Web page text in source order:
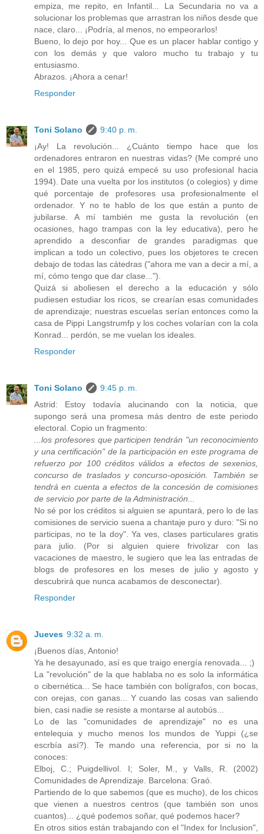
empiza, me repito, en Infantil... La Secundaria no va a
solucionar los problemas que arrastran los niños desde que
nace, claro... ¡Podría, al menos, no empeorarlos!
Bueno, lo dejo por hoy... Que es un placer hablar contigo y
con los demás y que valoro mucho tu trabajo y tu
entusiasmo.
Abrazos. ¡Ahora a cenar!
Responder
Toni Solano
9:40 p. m.
¡Ay! La revolución... ¿Cuánto tiempo hace que los
ordenadores entraron en nuestras vidas? (Me compré uno
en el 1985, pero quizá empecé su uso profesional hacia
1994). Date una vuelta por los institutos (o colegios) y dime
qué porcentaje de profesores usa profesionalmente el
ordenador. Y no te hablo de los que están a punto de
jubilarse. A mí también me gusta la revolución (en
ocasiones, hago trampas con la ley educativa), pero he
aprendido a desconfiar de grandes paradigmas que
implican a todo un colectivo, pues los objetores te crecen
debajo de todas las cátedras ("ahora me van a decir a mí, a
mí, cómo tengo que dar clase...").
Quizá si aboliesen el derecho a la educación y sólo
pudiesen estudiar los ricos, se crearían esas comunidades
de aprendizaje; nuestras escuelas serían entonces como la
casa de Pippi Langstrumfp y los coches volarían con la cola
Konrad... perdón, se me vuelan los ideales.
Responder
Toni Solano
9:45 p. m.
Astrid: Estoy todavía alucinando con la noticia, que
supongo será una promesa más dentro de este periodo
electoral. Copio un fragmento:
...los profesores que participen tendrán "un reconocimiento
y una certificación" de la participación en este programa de
refuerzo por 100 créditos válidos a efectos de sexenios,
concurso de traslados y concurso-oposición. También se
tendrá en cuenta a efectos de la concesión de comisiones
de servicio por parte de la Administración...
No sé por los créditos si alguien se apuntará, pero lo de las
comisiones de servicio suena a chantaje puro y duro: "Si no
participas, no te la doy". Ya ves, clases particulares gratis
para julio. (Por si alguien quiere frivolizar con las
vacaciones de maestro, le sugiero que lea las entradas de
blogs de profesores en los meses de julio y agosto y
descubrirá que nunca acabamos de desconectar).
Responder
Jueves 9:32 a. m.
¡Buenos días, Antonio!
Ya he desayunado, así es que traigo energía renovada... ;)
La "revolución" de la que hablaba no es solo la informática
o cibernética... Se hace también con bolígrafos, con bocas,
con orejas, con ganas... Y cuando las cosas van saliendo
bien, casi nadie se resiste a montarse al autobús...
Lo de las "comunidades de aprendizaje" no es una
entelequia y mucho menos los mundos de Yuppi (¿se
escrbía así?). Te mando una referencia, por si no la
conoces:
Elboj, C.; Puigdellivol. I; Soler, M., y Valls, R. (2002)
Comunidades de Aprendizaje. Barcelona: Graó.
Partiendo de lo que sabemos (que es mucho), de los chicos
que vienen a nuestros centros (que también son unos
cuantos)... ¿qué podemos soñar, qué podemos hacer?
En otros sitios están trabajando con el "Index for Inclusion",